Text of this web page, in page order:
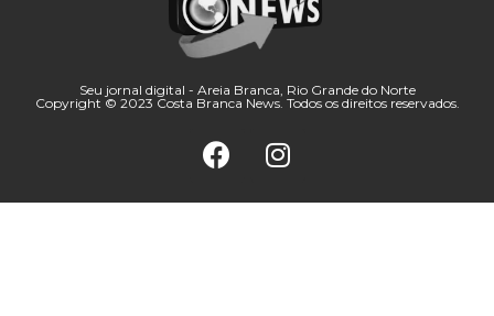
Seu jornal digital - Areia Branca, Rio Grande do Norte
Copyright © 2023 Costa Branca News. Todos os direitos reservados.